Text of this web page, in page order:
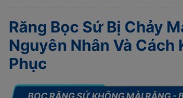
Răng Bọc Sứ Bị Chảy
Nguyên Nhân Và Cách
Phục